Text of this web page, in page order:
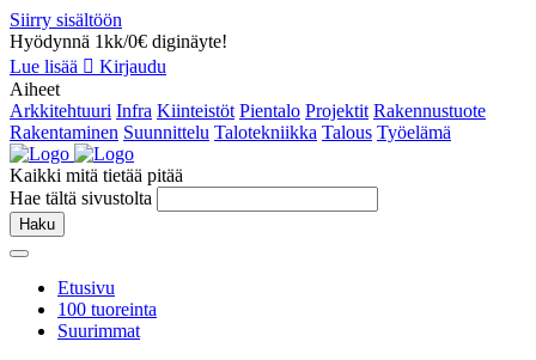
Siirry sisältöön
Hyödynnä 1kk/0€ diginäyte!
Lue lisää
Kirjaudu
Aiheet
Arkkitehtuuri Infra Kiinteistöt Pientalo Projektit Rakennustuote
Rakentaminen Suunnittelu Talotekniikka Talous Työelämä
Kaikki mitä tietää pitää
Hae tältä sivustolta
Haku
Etusivu
100 tuoreinta
Suurimmat